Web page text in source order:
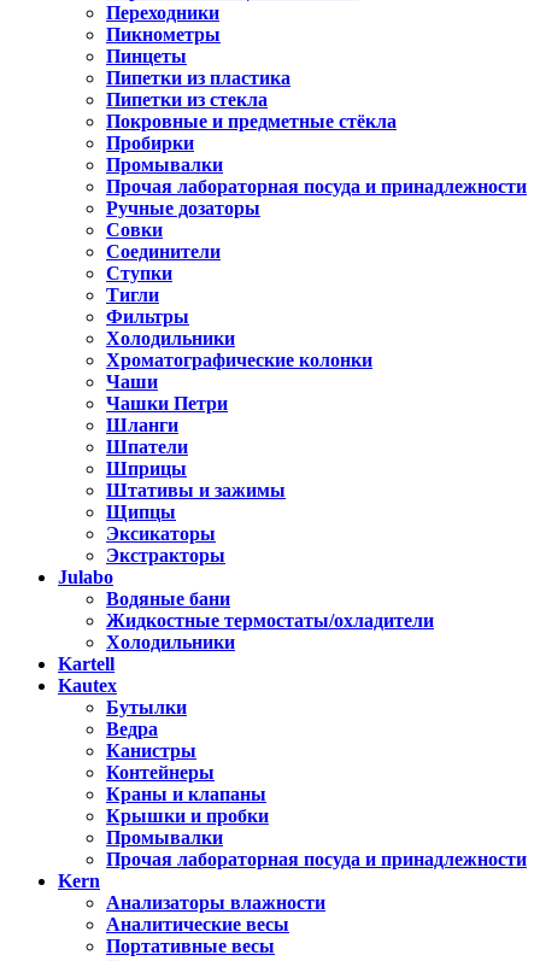
Переходники
Пикнометры
Пинцеты
Пипетки из пластика
Пипетки из стекла
Покровные и предметные стёкла
Пробирки
Промывалки
Прочая лабораторная посуда и принадлежности
Ручные дозаторы
Совки
Соединители
Ступки
Тигли
Фильтры
Холодильники
Хроматографические колонки
Чаши
Чашки Петри
Шланги
Шпатели
Шприцы
Штативы и зажимы
Щипцы
Эксикаторы
Экстракторы
Julabo
Водяные бани
Жидкостные термостаты/охладители
Холодильники
Kartell
Kautex
Бутылки
Ведра
Канистры
Контейнеры
Краны и клапаны
Крышки и пробки
Промывалки
Прочая лабораторная посуда и принадлежности
Kern
Анализаторы влажности
Аналитические весы
Портативные весы